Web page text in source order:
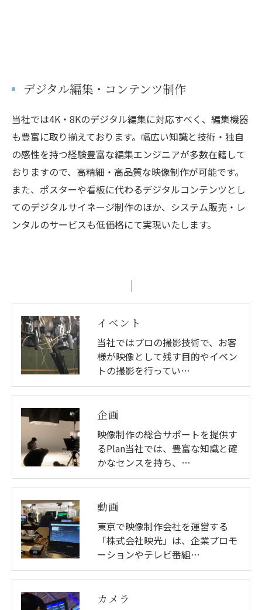
デジタル編集・コンテンツ制作
当社では4K・8Kのデジタル編集に対応すべく、編集機器
も豊富に取り揃えております。幅広い知識と技術・独自
の感性を持つ経験豊富な編集エンジニアが多数在籍して
おりますので、高精細・高品質な映像制作が可能です。
また、ポスターや看板に代わるデジタルコンテンツとし
てのデジタルサイネージ制作のほか、システム販売・レ
ンタルのサービスも低価格にて実現いたします。
イベント
当社ではプロの撮影技術で、お客
様が映像として残す目的やイベン
トの撮影を行ってい…
企画
映像制作の総合サポートを提供す
るPlan当社では、豊富な知識と確
かなセンスを持ち、…
動画
東京で映像制作会社を運営する
「株式会社映光」は、企業プロモ
ーションやテレビ番組…
カメラ